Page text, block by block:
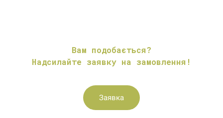
Вам подобається?
Надсилайте заявку на замовлення!
Заявка